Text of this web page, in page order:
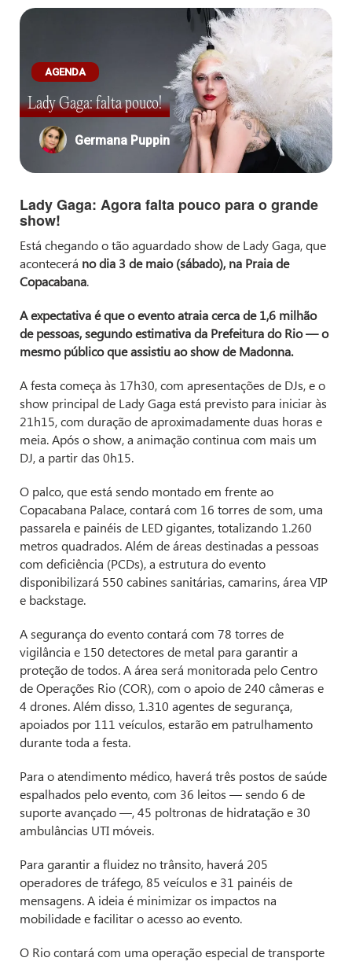
AGENDA
Lady Gaga: falta pouco!
Germana Puppin
Lady Gaga: Agora falta pouco para o grande
show!
Está chegando o tão aguardado show de Lady Gaga, que
acontecerá no dia 3 de maio (sábado), na Praia de
Copacabana.
A expectativa é que o evento atraia cerca de 1,6 milhão
de pessoas, segundo estimativa da Prefeitura do Rio — o
mesmo público que assistiu ao show de Madonna.
A festa começa às 17h30, com apresentações de DJs, e o
show principal de Lady Gaga está previsto para iniciar às
21h15, com duração de aproximadamente duas horas e
meia. Após o show, a animação continua com mais um
DJ, a partir das 0h15.
O palco, que está sendo montado em frente ao
Copacabana Palace, contará com 16 torres de som, uma
passarela e painéis de LED gigantes, totalizando 1.260
metros quadrados. Além de áreas destinadas a pessoas
com deficiência (PCDs), a estrutura do evento
disponibilizará 550 cabines sanitárias, camarins, área VIP
e backstage.
A segurança do evento contará com 78 torres de
vigilância e 150 detectores de metal para garantir a
proteção de todos. A área será monitorada pelo Centro
de Operações Rio (COR), com o apoio de 240 câmeras e
4 drones. Além disso, 1.310 agentes de segurança,
apoiados por 111 veículos, estarão em patrulhamento
durante toda a festa.
Para o atendimento médico, haverá três postos de saúde
espalhados pelo evento, com 36 leitos — sendo 6 de
suporte avançado —, 45 poltronas de hidratação e 30
ambulâncias UTI móveis.
Para garantir a fluidez no trânsito, haverá 205
operadores de tráfego, 85 veículos e 31 painéis de
mensagens. A ideia é minimizar os impactos na
mobilidade e facilitar o acesso ao evento.
O Rio contará com uma operação especial de transporte